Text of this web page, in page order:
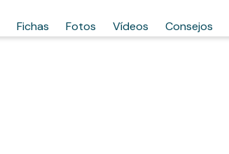
Fichas Fotos Vídeos Consejos